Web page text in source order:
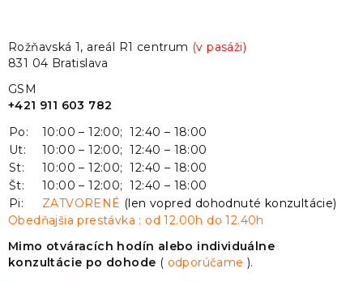
Rožňavská 1, areál R1 centrum (v pasáži)
831 04 Bratislava
GSM
+421 911 603 782
Po:
10:00 – 12:00; 12:40 – 18:00
Ut:
10:00 – 12:00; 12:40 – 18:00
St:
10:00 – 12:00; 12:40 – 18:00
Št:
10:00 – 12:00; 12:40 – 18:00
Pi:
ZATVORENÉ (len vopred dohodnuté konzultácie)
Obedňajšia prestávka : od 12.00h do 12.40h
Mimo otváracích hodín alebo individuálne
konzultácie po dohode ( odporúčame).